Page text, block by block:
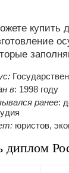
купить
в: 1998 году
ранее:
юристов,
диплом